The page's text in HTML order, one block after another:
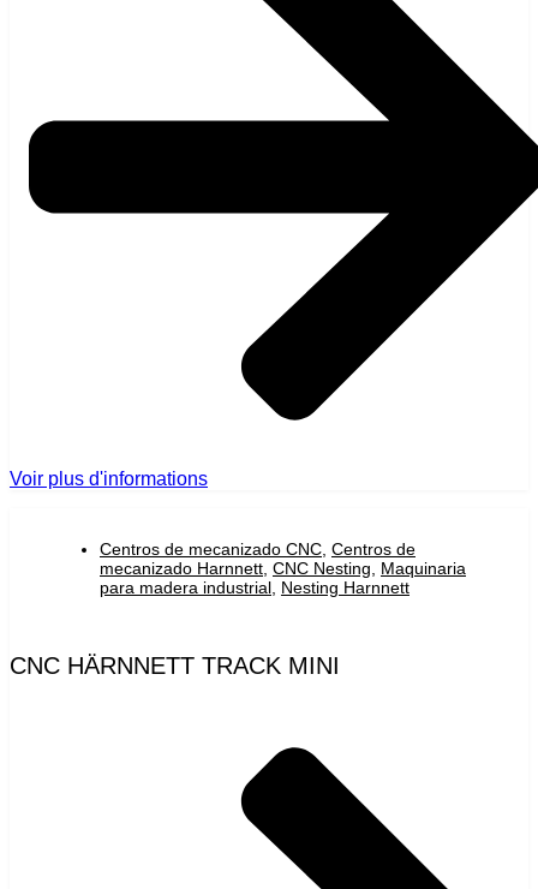
Voir plus d'informations
Centros de mecanizado CNC Centros de
mecanizado Harnnett CNC Nesting
Maquinaria
para madera industrial Nesting Harnnett
CNC HÄRNNETT TRACK MINI